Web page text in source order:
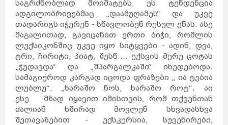
საგრძნობლად მოიმატებს. ეს ტენდენცია
ადგილობრივებმაც „დაამუღამეს“ და უკვე
თადარიგს იჭერენ - სწავლობენ რუსულ ენას. ასე
მაგალითად, გავიცანით ერთი ბიჭი, რომლის
ლექსიკონშიც უკვე იყო სიტყვები - ადინ, დვა,
ტრი, ჩირიტი, პიატ, შესწ.... ექსვის მერე ცოტას
„ჭედავდა“ და „შპარგალკაში“ იხედებოდა.
სამაგიეროდ კარგად იცოდა ფრაზები „ ია ტებია
ლუბლუ“, „ხარაშო ნოს, ხარაშო როტ“. აი
ესე მზად იყავით იმისთვის, რომ თქვენთან
ძალიან ხშირად მოვლენ სხვადასხვა
შეთავაზებით - ექსკურსია, სუვენირები,